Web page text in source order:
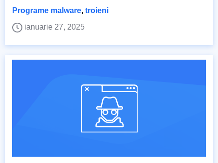
Programe malware, troieni
ianuarie 27, 2025